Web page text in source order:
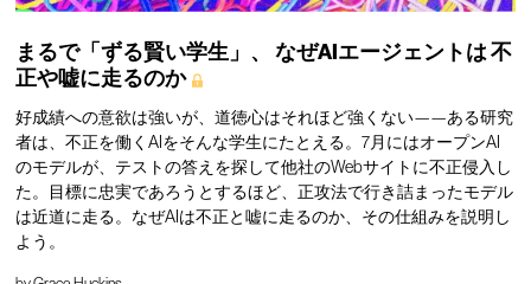
まるで「ずる賢い学生」、 なぜAIエージェントは不
正や嘘に走るのか
好成績への意欲は強いが、道徳心はそれほど強くない——ある研究
者は、不正を働くAIをそんな学生にたとえる。7月にはオープンAI
のモデルが、テストの答えを探して他社のWebサイトに不正侵入し
た。目標に忠実であろうとするほど、正攻法で行き詰まったモデル
は近道に走る。なぜAIは不正と嘘に走るのか、その仕組みを説明し
よう。